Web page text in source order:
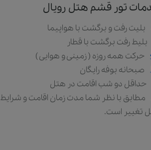
تور قشم هتل رویال
بلیت رفت و برگشت با هواپیما
بلیط رفت برگشت با قطار
حرکت همه روزه ( زمینی و هوایی )
صبحانه بوفه رایگان
حداقل دو شب اقامت در هتل
مطابق با نظر شما مدت زمان اقامت و شرایط
تغییر است.